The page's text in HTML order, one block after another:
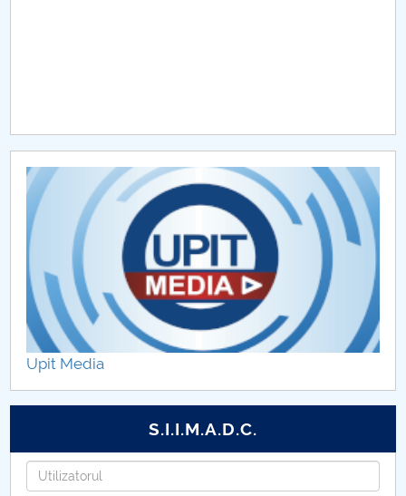
Chestionar angajabilitate ALUMNI – UPB
CAR2026
MENIU CANTINA
Upit Media
S.I.I.M.A.D.C.
Username